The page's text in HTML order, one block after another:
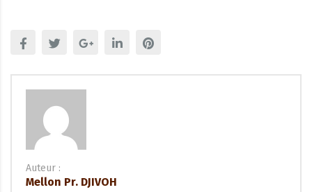
Auteur :
Mellon Pr. DJIVOH